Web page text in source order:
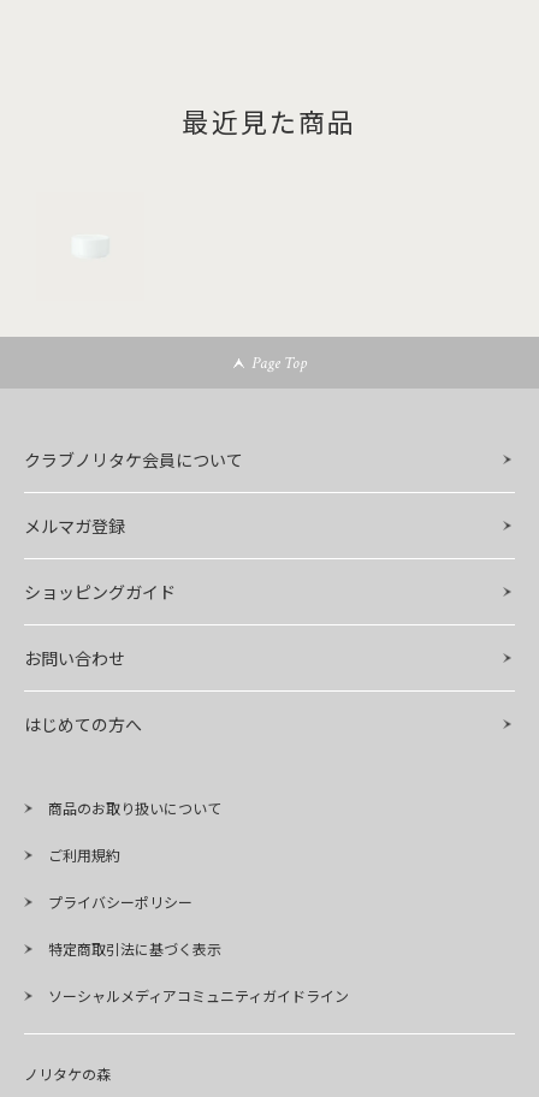
最近見た商品
Page Top
クラブノリタケ会員について
メルマガ登録
ショッピングガイド
お問い合わせ
はじめての方へ
商品のお取り扱いについて
ご利用規約
プライバシーポリシー
特定商取引法に基づく表示
ソーシャルメディアコミュニティガイドライン
ノリタケの森